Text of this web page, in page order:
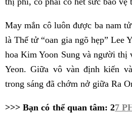
May mắn cô luôn được ba nam
là Thế tử “oan gia ngõ hẹp” Lee
hoa Kim Yoon Sung và người thị
Yeon. Giữa vô vàn định kiến
trong sáng đã chớm nở giữa Ra
>>> Bạn có thể quan tâm: 27